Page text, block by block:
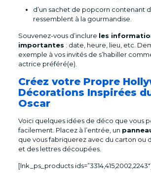
d’un sachet de popcorn contenant
ressemblent à la gourmandise.
Souvenez-vous d’inclure les
importantes : date, heure, lieu, etc.
exemple à vos invités de s’habiller
actrice préféré(e).
Créez votre Propre
Décorations Inspirées
Oscar
Voici quelques idées de déco que vous
facilement. Placez à l’entrée, un
que vous fabriquerez avec du carton ou
et des lettres découpées.
[lnk_ps_products